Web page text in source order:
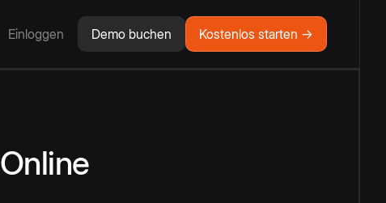
Einloggen Demo buchen Kostenlos starten →
Online